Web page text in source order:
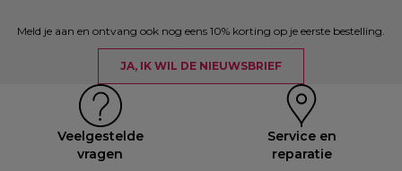
Meld je aan en ontvang ook nog eens 10% korting op je eerste bestelling.
JA, IK WIL DE NIEUWSBRIEF
Veelgestelde
vragen
Service en
reparatie